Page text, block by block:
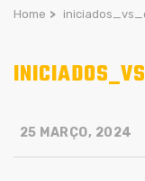
Home >
25 MARÇO, 2024